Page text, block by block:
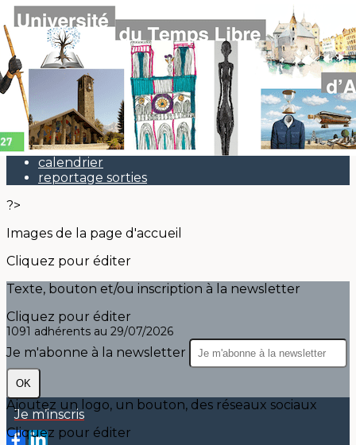
Exporter les lignes sélectionnées
Exporter toutes les colonnes
Exporter uniquement les colonnes affichées
Menu
Actu
calendrier
reportage sorties
?>
Images de la page d'accueil
Cliquez pour éditer
Texte, bouton et/ou inscription à la newsletter
Cliquez pour éditer
1091 adhérents au 29/07/2026
Je m'abonne à la newsletter
OK
Je m’inscris
Ajoutez un logo, un bouton, des réseaux sociaux
Cliquez pour éditer